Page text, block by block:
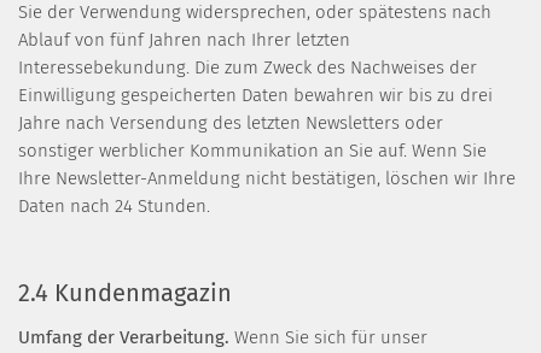
Sie der Verwendung widersprechen, oder spätestens nach
Ablauf von fünf Jahren nach Ihrer letzten
Interessebekundung. Die zum Zweck des Nachweises der
Einwilligung gespeicherten Daten bewahren wir bis zu drei
Jahre nach Versendung des letzten Newsletters oder
sonstiger werblicher Kommunikation an Sie auf. Wenn Sie
Ihre Newsletter-Anmeldung nicht bestätigen, löschen wir Ihre
Daten nach 24 Stunden.
2.4 Kundenmagazin
Umfang der Verarbeitung. Wenn Sie sich für unser